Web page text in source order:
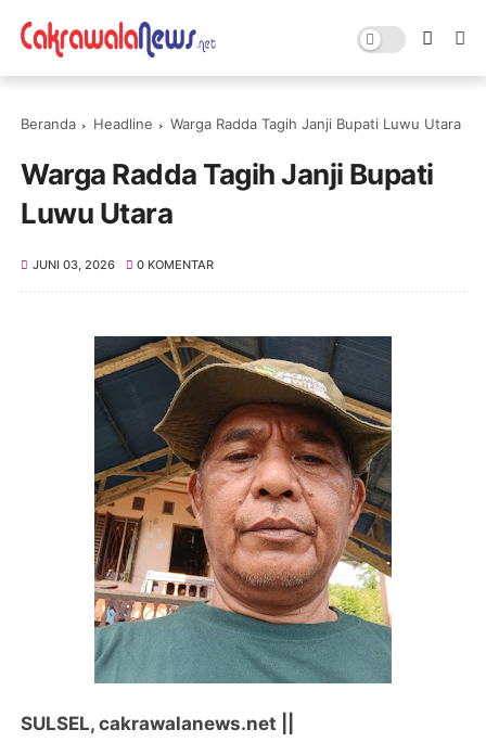
Beranda Headline Warga Radda Tagih Janji Bupati Luwu Utara
Warga Radda Tagih Janji Bupati
Luwu Utara
JUNI 03, 2026 0 KOMENTAR
SULSEL, cakrawalanews.net ||